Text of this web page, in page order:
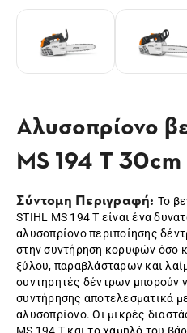
Αλυσοπρίονο
MS 194 T
Σύντομη Περιγραφή: Το
STIHL MS 194 T είναι ένα
αλυσοπρίονο περιποίησης
στην συντήρηση κορυφών όσο
ξύλου, παραβλάσταρων και
συντηρητές δέντρων μπορούν
συντήρησης αποτελεσματικά
αλυσοπρίονο. Οι μικρές